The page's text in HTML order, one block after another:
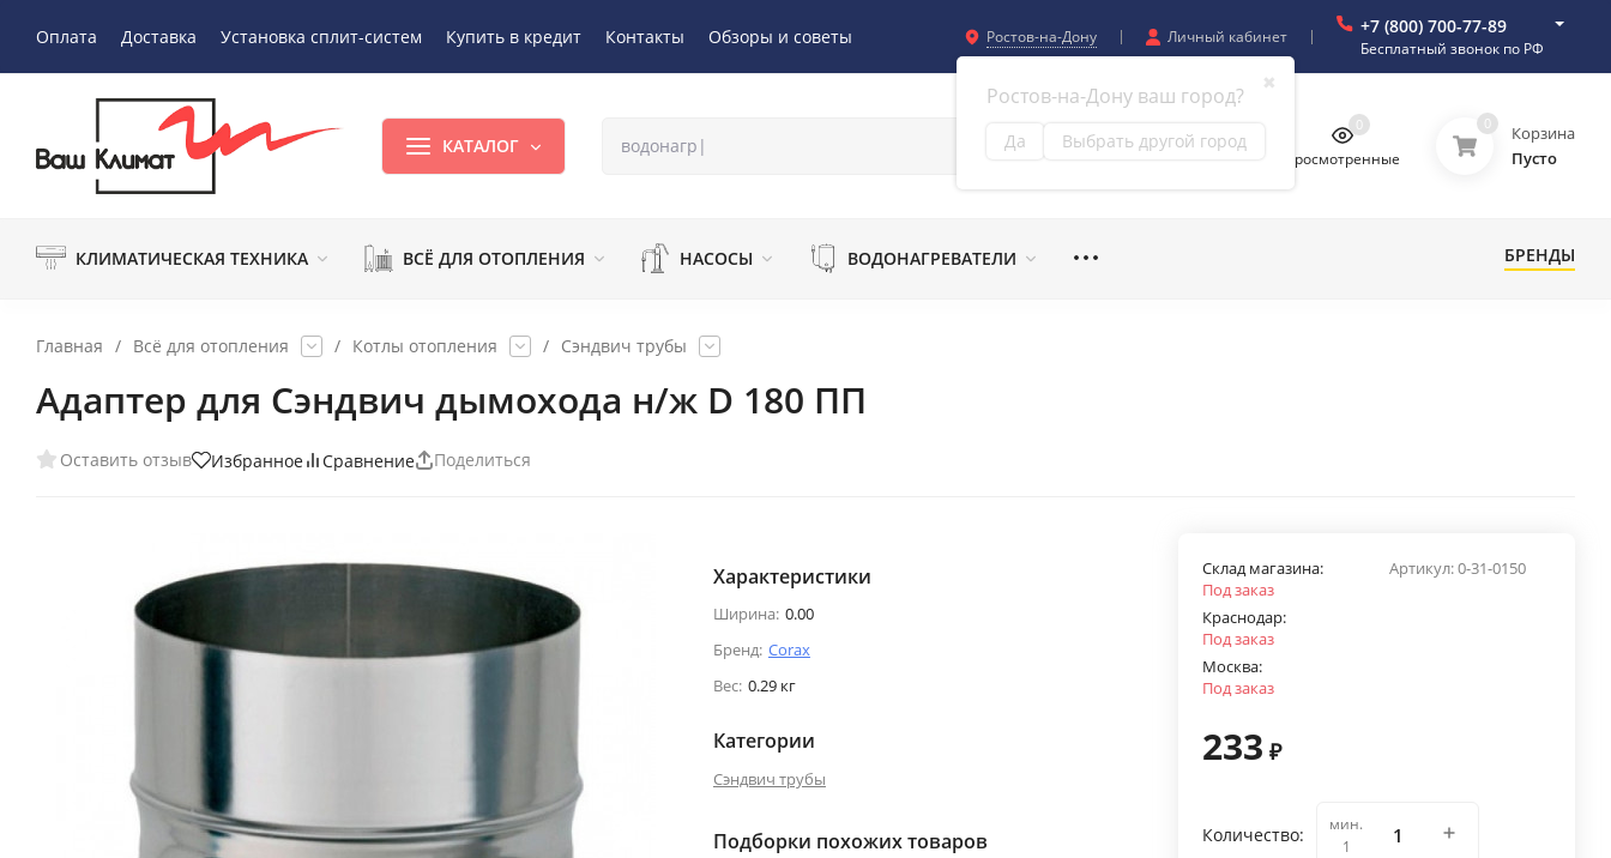
Оплата Доставка Установка сплит-систем Купить в кредит Контакты Обзоры и советы Ростов-на-Дону
✖
Ростов-на-Дону ваш город?
Да Выбрать другой город
Личный кабинет +7 (800) 700-77-89
Бесплатный звонок по РФ
КАТАЛОГ
Просмотренные
0 0
Корзина
Пусто
КЛИМАТИЧЕСКАЯ ТЕХНИКА ВСЁ ДЛЯ ОТОПЛЕНИЯ НАСОСЫ ВОДОНАГРЕВАТЕЛИ БРЕНДЫ
Главная / Всё для отопления / Котлы отопления / Сэндвич трубы
Адаптер для Сэндвич дымохода н/ж D 180 ПП
Оставить отзыв Избранное Сравнение Поделиться
Характеристики
Ширина: 0.00
Бренд: Corax
Вес: 0.29 кг
Категории
Сэндвич трубы
Подборки похожих товаров
Артикул:0-31-0150
Склад магазина:
Под заказ
Краснодар:
Под заказ
Москва:
Под заказ
233 ₽
Количество:
мин.
1